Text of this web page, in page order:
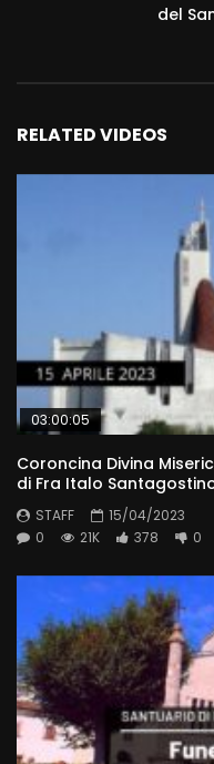
del
RELATED VIDEOS
03:00:05
Coroncina Divina
di Fra Italo
STAFF
15/04/2023
0
21K 378 0